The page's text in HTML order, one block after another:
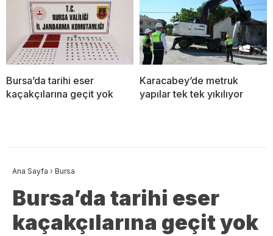
Bursa’da tarihi eser
kaçakçılarına geçit yok
Karacabey’de metruk
yapılar tek tek yıkılıyor
Ana Sayfa › Bursa
Bursa’da tarihi eser
kaçakçılarına geçit yok